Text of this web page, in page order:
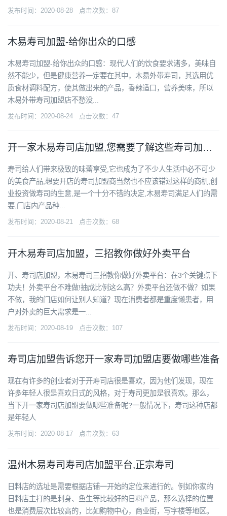
发布时间：2020-08-28 点击次数：87
木易寿司加盟-给你出众的口感
木易寿司加盟-给你出众的口感：现代人们的饮食要求诸多，美味自
然不能少，但是健康营养一定要在其中，木易外带寿司，其选用优
质食材调料配方，使其做出来的产品，香辣适口，营养美味，所以
木易外带寿司加盟店不愁没...
发布时间：2020-08-24 点击次数：47
开一家木易寿司店加盟,您需要了解这些寿司加盟条件
寿司给人们带来极致的味蕾享受,它也成为了不少人生活中必不可少
的美食产品,想要开店的寿司加盟商当然也不应该错过这样的商机,创
业投资做寿司的生意,是一个十分不错的决定,木易寿司满足人们的需
要,门店内产品种...
发布时间：2020-08-21 点击次数：68
开木易寿司店加盟，三招教你做好外卖平台
开、寿司店加盟，木易寿司三招教你做好外卖平台：在3个关键点下
功夫！外卖平台不难做!抽成比例这么高？外卖平台还做不做？如果
不做，我的门店如何让别人知道？现在消费者都是重度懒患者，用
户对外卖的巨大需求是一...
发布时间：2020-08-19 点击次数：107
寿司店加盟告诉您开一家寿司加盟店要做哪些准备
现在有许多的创业者对于开寿司店很是喜欢，因为他们发现，现在
许多年轻人很是喜欢日式的风格，对于寿司更加是很喜欢。那么，
当下开一家寿司店加盟要做哪些准备呢?一般情况下，寿司这种店都
是年轻人
发布时间：2020-08-17 点击次数：63
温州木易寿司寿司店加盟平台,正宗寿司
日料店的选址是需要根据店铺一开始的定位来进行的。例如你家的
日料店主打的是刺身、鱼生等比较好的日料产品，那么选择的位置
也是消费层次比较高的，比如购物中心，商业街，写字楼等地区。